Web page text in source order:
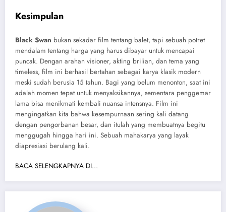
Kesimpulan
Black Swan bukan sekadar film tentang balet, tapi sebuah potret
mendalam tentang harga yang harus dibayar untuk mencapai
puncak. Dengan arahan visioner, akting brilian, dan tema yang
timeless, film ini berhasil bertahan sebagai karya klasik modern
meski sudah berusia 15 tahun. Bagi yang belum menonton, saat ini
adalah momen tepat untuk menyaksikannya, sementara penggemar
lama bisa menikmati kembali nuansa intensnya. Film ini
mengingatkan kita bahwa kesempurnaan sering kali datang
dengan pengorbanan besar, dan itulah yang membuatnya begitu
menggugah hingga hari ini. Sebuah mahakarya yang layak
diapresiasi berulang kali.
BACA SELENGKAPNYA DI…